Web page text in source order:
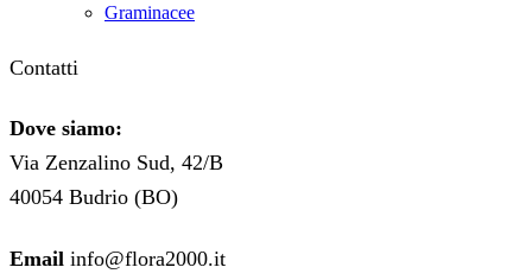
Graminacee
Contatti
Dove siamo:
Via Zenzalino Sud, 42/B
40054 Budrio (BO)
Email info@flora2000.it